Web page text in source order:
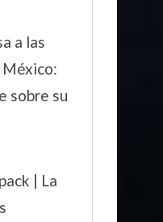
a las
México:
sobre su
| La